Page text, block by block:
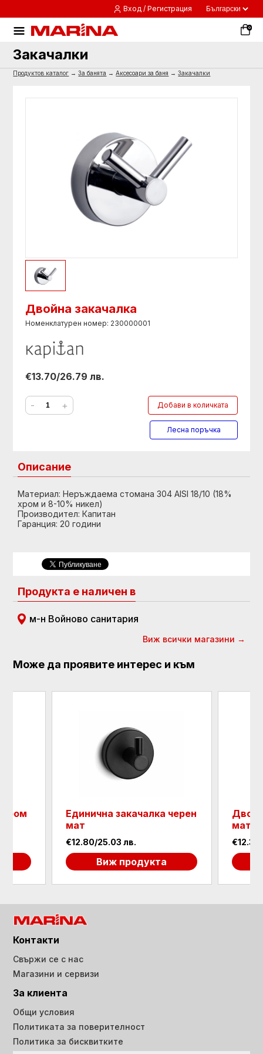
Вход / Регистрация
0
Закачалки
Продуктов каталог →За банята →Аксесоари за баня →Закачалки
Двойна закачалка
Номенклатурен номер: 230000001
€13.70/26.79 лв.
- + Добави в количката
Лесна поръчка
Описание
Материал: Неръждаема стомана 304 AISI 18/10 (18%
хром и 8-10% никел)
Производител: Капитан
Гаранция: 20 години
Продукта е наличен в
м-н Войново санитария
Виж всички магазини →
Може да проявите интерес и към
хром
Единична закачалка черен
мат
€12.80/25.03 лв.
Виж продукта
мат
Контакти
Свържи се с нас
Магазини и сервизи
За клиента
Общи условия
Политиката за поверителност
Политика за бисквитките